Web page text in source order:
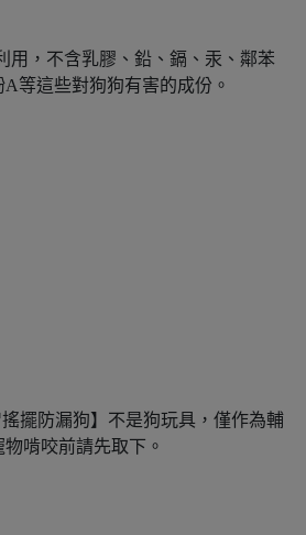
用，不含乳膠、鉛、鎘、汞、鄰苯
等這些對狗狗有害的成份。
擺防漏狗】不是狗玩具，僅作為輔
啃咬前請先取下。